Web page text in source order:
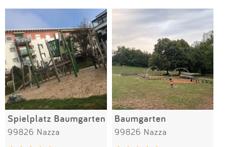
Anmelden
SPIELGERÄTE
Spielplatz Baumgarten
99826 Nazza
Baumgarten
99826 Nazza